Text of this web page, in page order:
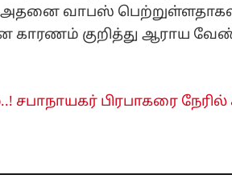
அதனை வாபஸ்
குறித்து ஆராய
சபாநாயகர் பிரபாகரை